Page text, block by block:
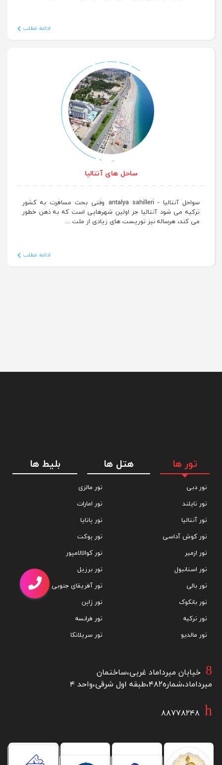
ادامه مطلب
ساحل های آنتالیا
سواحل آنتالیا - antalya sahilleri وقتی بحث مسافرت به کشور
ترکیه می شود آنتالیا جز اولین شهرهایی است که به ذهن خطور
می کند، هرساله نیز توریست های زیادی از ملت ...
ادامه مطلب
تور ها هتل ها بلیط ها
تور دبی
تور تایلند
تور آنتالیا
تور کوش آداسی
تور ازمیر
تور استانبول
تور بالی
تور بانکوک
تور ترکیه
تور مالدیو
تور مالزی
تور امارات
تور پاتایا
تور پوکت
تور کوالالامپور
تور برزیل
تور آفریقای جنوبی
تور ژاپن
تور فرانسه
تور سریلانکا
خیابان میرداماد غربی،ساختمان
میرداماد،شماره۴۸۲،طبقه اول شرقی،واحد ۴